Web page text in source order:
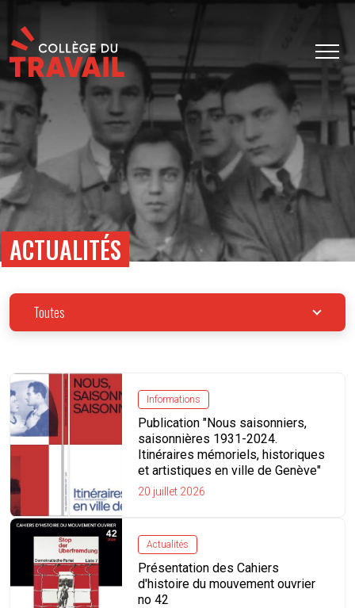
ACTUALITÉS
Toutes
Informations
Publication "Nous saisonniers,
saisonnières 1931-2024.
Itinéraires mémoriels, historiques
et artistiques en ville de Genève"
20 juillet 2026
Actualités
Présentation des Cahiers
d'histoire du mouvement ouvrier
no 42